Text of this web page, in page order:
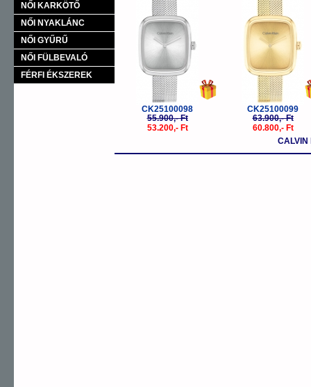
NŐI KARKÖTŐ
NŐI NYAKLÁNC
NŐI GYŰRŰ
NŐI FÜLBEVALÓ
FÉRFI ÉKSZEREK
CK25100098
55.900,- Ft
53.200,- Ft
CK25100099
63.900,- Ft
60.800,- Ft
CALVIN